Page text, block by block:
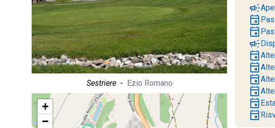
Sestriere - Ezio Romano
+
−
campaign
event
event
campaign
event
event
event
event
event
event